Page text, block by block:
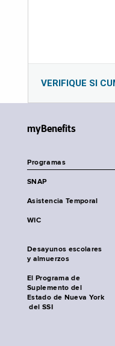
VERIFIQUE SI
myBenefits
Programas
SNAP
Asistencia Temporal
WIC
Desayunos escolares
y almuerzos
El Programa de
Suplemento del
Estado de Nueva York
del SSI